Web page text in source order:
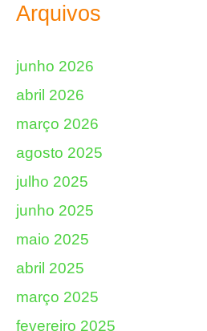
Arquivos
junho 2026
abril 2026
março 2026
agosto 2025
julho 2025
junho 2025
maio 2025
abril 2025
março 2025
fevereiro 2025